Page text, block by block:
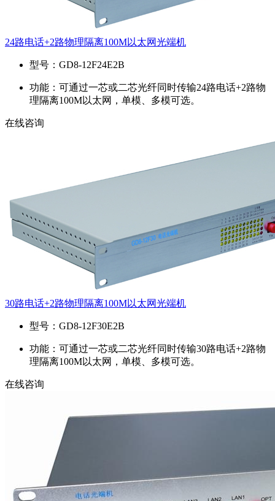
24路电话+2路物理隔离100M以太网光端机
型号： GD8-12F24E2B
功能： 可通过一芯或二芯光纤同时传输24路电话+2路物
理隔离100M以太网，单模、多模可选。
在线咨询
30路电话+2路物理隔离100M以太网光端机
型号： GD8-12F30E2B
功能： 可通过一芯或二芯光纤同时传输30路电话+2路物
理隔离100M以太网，单模、多模可选。
在线咨询